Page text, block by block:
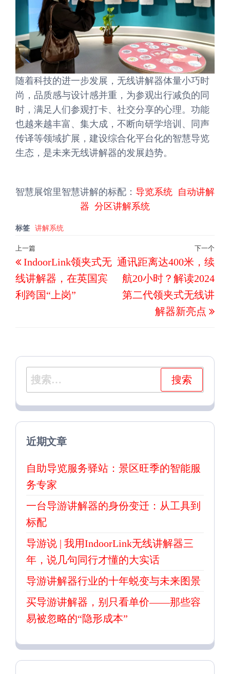
随着科技的进一步发展，无线讲解器体量小巧时
尚，品质感与设计感并重，为参观出行减负的同
时，满足人们参观打卡、社交分享的心理。功能
也越来越丰富、集大成，不断向研学培训、同声
传译等领域扩展，建设综合化平台化的智慧导览
生态，是未来无线讲解器的发展趋势。
智慧展馆里智慧讲解的标配： 导览系统 自动讲解
器 分区讲解系统
标签 讲解系统
文
章
导
航
上
一
篇
文
上一篇
IndoorLink领夹式无
线讲解器，在英国宾
利跨国“上岗”
下
一
篇
下一个
通讯距离达400米，续
航20小时？解读2024
第二代领夹式无线讲
解器新亮点
搜
索：
近期文章
自助导览服务驿站：景区旺季的智能服
务专家
一台导游讲解器的身份变迁：从工具到
标配
导游说 | 我用IndoorLink无线讲解器三
年，说几句同行才懂的大实话
导游讲解器行业的十年蜕变与未来图景
买导游讲解器，别只看单价——那些容
易被忽略的“隐形成本”